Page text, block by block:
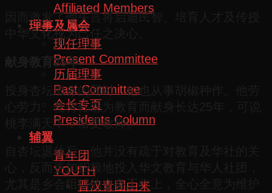
Affiliated Members
理事及属会
现任理事
Present Committee
历届理事
Past Committee
会长专页
Presidents Column
辅翼
青年团
YOUTH
晋汉青团由来
因而激发了他矢言将启迪民智、培育人才及传授
中华文化视为己任之决心。
献身教育25年
投身杏坛服务的同时，他也从事胡椒种作。他劳
心劳力、任劳任怨为教育而献身长达25年，可说
桃李满天下，倍受敬仰。
自杏坛退休后，他并没有疏于对教育及华社的关
心，反而更加积极地投入华文教育与华人社团，
尤其是乡会组织的义务工作上，全心全意为维护